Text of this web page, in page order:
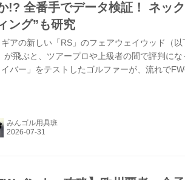
!? 全番手でデータ検証！ ネッ
ング”も研究
ギアの新しい「RS」のフェアウェイウッド（
が飛ぶと、ツアープロや上級者の間で評判に
イバー」をテストしたゴルファーが、流れで
みんゴル用具班